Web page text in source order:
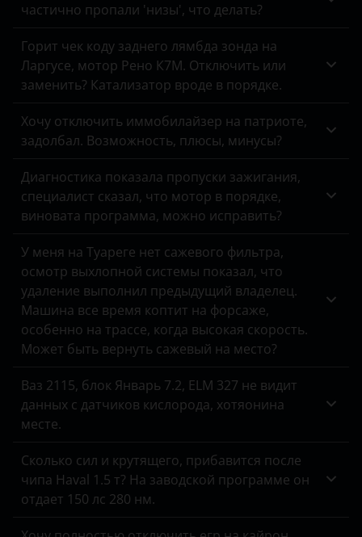
частично пропали 'низы', что делать?
Горит чек коду заднего лямбда зонда на
Ларгусе, мотор Рено К7М. Отключить или
заменить? Катализатор вроде в порядке.
Хочу отключить иммобилайзер на патриоте,
задолбал. Возможность, плюсы, минусы?
Диагностика показала пропуски зажигания,
специалист сказал, что мотор в порядке,
виновата программа, можно исправить?
У меня на Туареге нет сажевого фильтра,
осмотр выхлопной системы показал, что
удаление выполнил предыдущий владелец.
Машина все время коптит на форсаже,
особенно на трассе, когда высокая скорость.
Может быть вернуть сажевый на место?
Ваз 2115, блок Январь 7.2, ELM 327 не видит
данных с датчиков кислорода, хотяонина
месте.
Сколько сил и крутящего, прибавится после
чипа Haval 1.5 т? На заводской программе он
отдает 150 лс 280 нм.